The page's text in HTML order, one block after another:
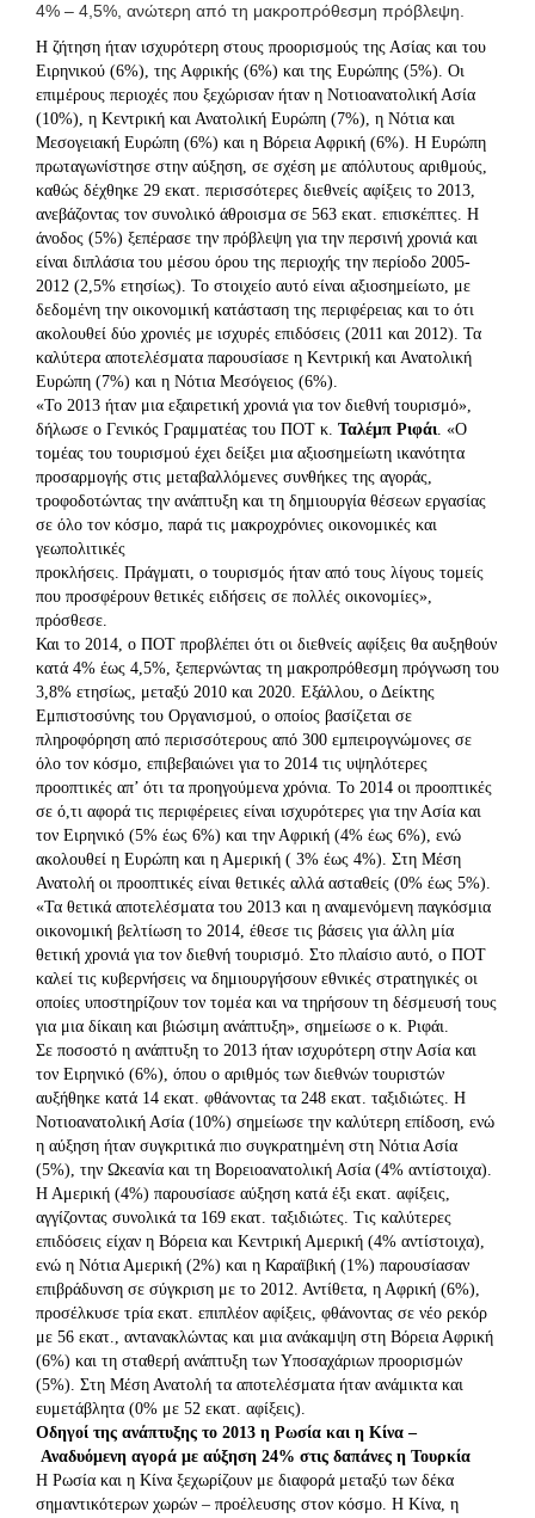
4% – 4,5%, ανώτερη από τη μακροπρόθεσμη πρόβλεψη.
Η ζήτηση ήταν ισχυρότερη στους προορισμούς της Ασίας και του
Ειρηνικού (6%), της Αφρικής (6%) και της Ευρώπης (5%). Οι
επιμέρους περιοχές που ξεχώρισαν ήταν η Νοτιοανατολική Ασία
(10%), η Κεντρική και Ανατολική Ευρώπη (7%), η Νότια και
Μεσογειακή Ευρώπη (6%) και η Βόρεια Αφρική (6%). Η Ευρώπη
πρωταγωνίστησε στην αύξηση, σε σχέση με απόλυτους αριθμούς,
καθώς δέχθηκε 29 εκατ. περισσότερες διεθνείς αφίξεις το 2013,
ανεβάζοντας τον συνολικό άθροισμα σε 563 εκατ. επισκέπτες. Η
άνοδος (5%) ξεπέρασε την πρόβλεψη για την περσινή χρονιά και
είναι διπλάσια του μέσου όρου της περιοχής την περίοδο 2005-
2012 (2,5% ετησίως). Το στοιχείο αυτό είναι αξιοσημείωτο, με
δεδομένη την οικονομική κατάσταση της περιφέρειας και το ότι
ακολουθεί δύο χρονιές με ισχυρές επιδόσεις (2011 και 2012). Τα
καλύτερα αποτελέσματα παρουσίασε η Κεντρική και Ανατολική
Ευρώπη (7%) και η Νότια Μεσόγειος (6%).
«Το 2013 ήταν μια εξαιρετική χρονιά για τον διεθνή τουρισμό»,
δήλωσε ο Γενικός Γραμματέας του ΠΟΤ κ. Ταλέμπ Ριφάι. «Ο
τομέας του τουρισμού έχει δείξει μια αξιοσημείωτη ικανότητα
προσαρμογής στις μεταβαλλόμενες συνθήκες της αγοράς,
τροφοδοτώντας την ανάπτυξη και τη δημιουργία θέσεων εργασίας
σε όλο τον κόσμο, παρά τις μακροχρόνιες οικονομικές και
γεωπολιτικές
προκλήσεις. Πράγματι, ο τουρισμός ήταν από τους λίγους τομείς
που προσφέρουν θετικές ειδήσεις σε πολλές οικονομίες»,
πρόσθεσε.
Και το 2014, ο ΠΟΤ προβλέπει ότι οι διεθνείς αφίξεις θα αυξηθούν
κατά 4% έως 4,5%, ξεπερνώντας τη μακροπρόθεσμη πρόγνωση του
3,8% ετησίως, μεταξύ 2010 και 2020. Εξάλλου, ο Δείκτης
Εμπιστοσύνης του Οργανισμού, ο οποίος βασίζεται σε
πληροφόρηση από περισσότερους από 300 εμπειρογνώμονες σε
όλο τον κόσμο, επιβεβαιώνει για το 2014 τις υψηλότερες
προοπτικές απ’ ότι τα προηγούμενα χρόνια. Το 2014 οι προοπτικές
σε ό,τι αφορά τις περιφέρειες είναι ισχυρότερες για την Ασία και
τον Ειρηνικό (5% έως 6%) και την Αφρική (4% έως 6%), ενώ
ακολουθεί η Ευρώπη και η Αμερική ( 3% έως 4%). Στη Μέση
Ανατολή οι προοπτικές είναι θετικές αλλά ασταθείς (0% έως 5%).
«Τα θετικά αποτελέσματα του 2013 και η αναμενόμενη παγκόσμια
οικονομική βελτίωση το 2014, έθεσε τις βάσεις για άλλη μία
θετική χρονιά για τον διεθνή τουρισμό. Στο πλαίσιο αυτό, ο ΠΟΤ
καλεί τις κυβερνήσεις να δημιουργήσουν εθνικές στρατηγικές οι
οποίες υποστηρίζουν τον τομέα και να τηρήσουν τη δέσμευσή τους
για μια δίκαιη και βιώσιμη ανάπτυξη», σημείωσε ο κ. Ριφάι.
Σε ποσοστό η ανάπτυξη το 2013 ήταν ισχυρότερη στην Ασία και
τον Ειρηνικό (6%), όπου ο αριθμός των διεθνών τουριστών
αυξήθηκε κατά 14 εκατ. φθάνοντας τα 248 εκατ. ταξιδιώτες. Η
Νοτιοανατολική Ασία (10%) σημείωσε την καλύτερη επίδοση, ενώ
η αύξηση ήταν συγκριτικά πιο συγκρατημένη στη Νότια Ασία
(5%), την Ωκεανία και τη Βορειοανατολική Ασία (4% αντίστοιχα).
Η Αμερική (4%) παρουσίασε αύξηση κατά έξι εκατ. αφίξεις,
αγγίζοντας συνολικά τα 169 εκατ. ταξιδιώτες. Τις καλύτερες
επιδόσεις είχαν η Βόρεια και Κεντρική Αμερική (4% αντίστοιχα),
ενώ η Νότια Αμερική (2%) και η Καραϊβική (1%) παρουσίασαν
επιβράδυνση σε σύγκριση με το 2012. Αντίθετα, η Αφρική (6%),
προσέλκυσε τρία εκατ. επιπλέον αφίξεις, φθάνοντας σε νέο ρεκόρ
με 56 εκατ., αντανακλώντας και μια ανάκαμψη στη Βόρεια Αφρική
(6%) και τη σταθερή ανάπτυξη των Υποσαχάριων προορισμών
(5%). Στη Μέση Ανατολή τα αποτελέσματα ήταν ανάμικτα και
ευμετάβλητα (0% με 52 εκατ. αφίξεις).
Οδηγοί της ανάπτυξης το 2013 η Ρωσία και η Κίνα –
Αναδυόμενη αγορά με αύξηση 24% στις δαπάνες η Τουρκία
Η Ρωσία και η Κίνα ξεχωρίζουν με διαφορά μεταξύ των δέκα
σημαντικότερων χωρών – προέλευσης στον κόσμο. Η Κίνα, η